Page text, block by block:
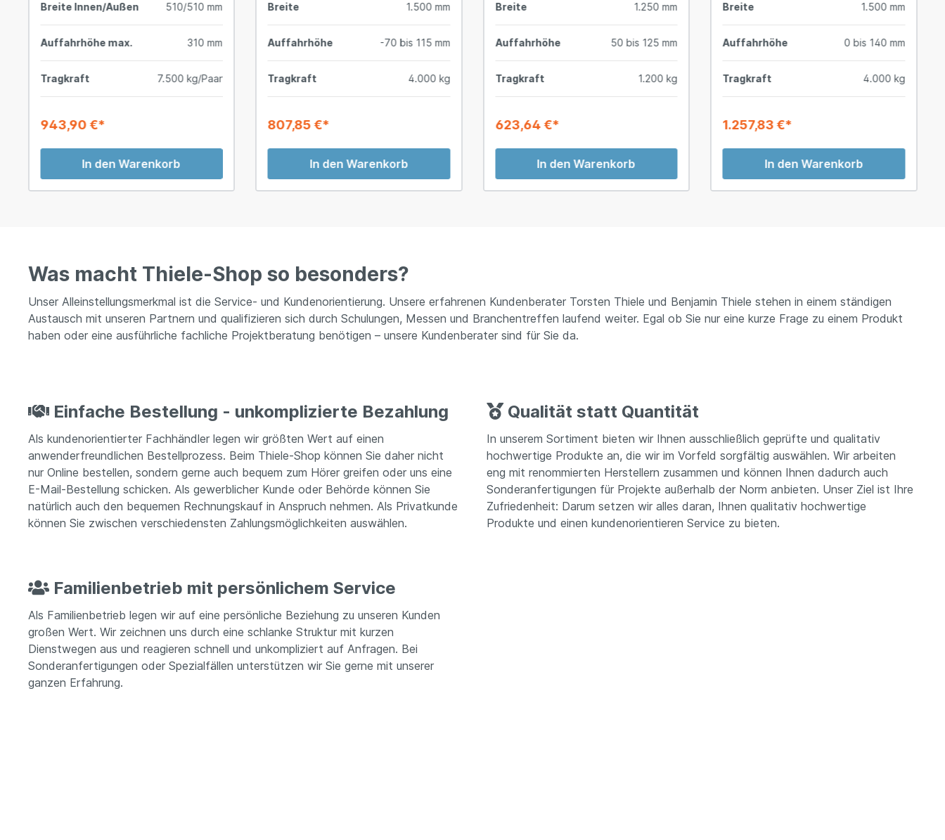
Breite Innen/Außen 510/510 mm
Auffahrhöhe max. 310 mm
Tragkraft 7.500 kg/Paar
943,90 €*
In den Warenkorb
Breite 1.500 mm
Auffahrhöhe -70 bis 115 mm
Tragkraft 4.000 kg
807,85 €*
In den Warenkorb
Breite 1.250 mm
Auffahrhöhe 50 bis 125 mm
Tragkraft 1.200 kg
623,64 €*
In den Warenkorb
Breite 1.500 mm
Auffahrhöhe 0 bis 140 mm
Tragkraft 4.000 kg
1.257,83 €*
In den Warenkorb
Was macht Thiele-Shop so besonders?
Unser Alleinstellungsmerkmal ist die Service- und Kundenorientierung. Unsere erfahrenen Kundenberater Torsten Thiele und Benjamin Thiele stehen in einem ständigen
Austausch mit unseren Partnern und qualifizieren sich durch Schulungen, Messen und Branchentreffen laufend weiter. Egal ob Sie nur eine kurze Frage zu einem Produkt
haben oder eine ausführliche fachliche Projektberatung benötigen – unsere Kundenberater sind für Sie da.
Einfache Bestellung - unkomplizierte Bezahlung
Als kundenorientierter Fachhändler legen wir größten Wert auf einen
anwenderfreundlichen Bestellprozess. Beim Thiele-Shop können Sie daher nicht
nur Online bestellen, sondern gerne auch bequem zum Hörer greifen oder uns eine
E-Mail-Bestellung schicken. Als gewerblicher Kunde oder Behörde können Sie
natürlich auch den bequemen Rechnungskauf in Anspruch nehmen. Als Privatkunde
können Sie zwischen verschiedensten Zahlungsmöglichkeiten auswählen.
Qualität statt Quantität
In unserem Sortiment bieten wir Ihnen ausschließlich geprüfte und qualitativ
hochwertige Produkte an, die wir im Vorfeld sorgfältig auswählen. Wir arbeiten
eng mit renommierten Herstellern zusammen und können Ihnen dadurch auch
Sonderanfertigungen für Projekte außerhalb der Norm anbieten. Unser Ziel ist Ihre
Zufriedenheit: Darum setzen wir alles daran, Ihnen qualitativ hochwertige
Produkte und einen kundenorientieren Service zu bieten.
Familienbetrieb mit persönlichem Service
Als Familienbetrieb legen wir auf eine persönliche Beziehung zu unseren Kunden
großen Wert. Wir zeichnen uns durch eine schlanke Struktur mit kurzen
Dienstwegen aus und reagieren schnell und unkompliziert auf Anfragen. Bei
Sonderanfertigungen oder Spezialfällen unterstützen wir Sie gerne mit unserer
ganzen Erfahrung.